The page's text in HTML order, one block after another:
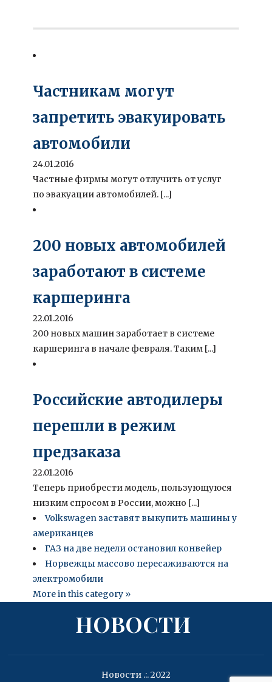
Частникам могут
запретить эвакуировать
автомобили
24.01.2016
Частные фирмы могут отлучить от услуг
по эвакуации автомобилей. [...]
200 новых автомобилей
заработают в системе
каршеринга
22.01.2016
200 новых машин заработает в системе
каршеринга в начале февраля. Таким [...]
Российские автодилеры
перешли в режим
предзаказа
22.01.2016
Теперь приобрести модель, пользующуюся
низким спросом в России, можно [...]
Volkswagen заставят выкупить машины у
американцев
ГАЗ на две недели остановил конвейер
Норвежцы массово пересаживаются на
электромобили
More in this category »
НОВОСТИ
Новости .:. 2022